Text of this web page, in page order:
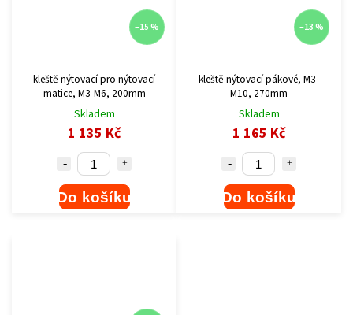
–15 %
kleště nýtovací pro nýtovací
matice, M3-M6, 200mm
Skladem
1 135 Kč
Do košíku
–13 %
kleště nýtovací pákové, M3-
M10, 270mm
Skladem
1 165 Kč
Do košíku